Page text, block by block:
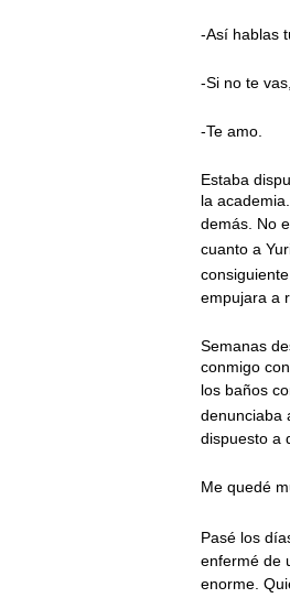
-Así hablas
-Si no te
-Te amo.
Estaba
la
demás. No
cuanto a
empujara a
Semanas
conmigo
los baños
denunciaba
dispuesto a
Me quedé
Pasé los
enfermé de
enorme.